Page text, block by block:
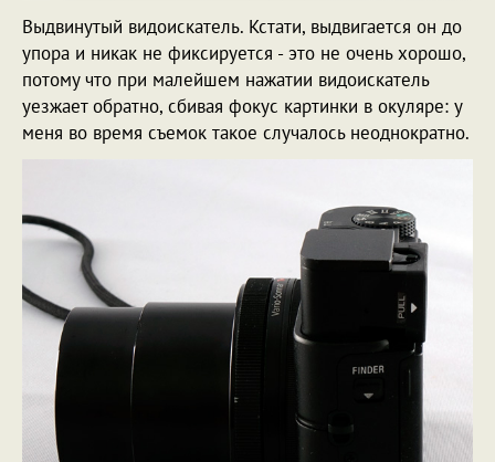
Выдвинутый видоискатель. Кстати, выдвигается он до
упора и никак не фиксируется - это не очень хорошо,
потому что при малейшем нажатии видоискатель
уезжает обратно, сбивая фокус картинки в окуляре: у
меня во время съемок такое случалось неоднократно.